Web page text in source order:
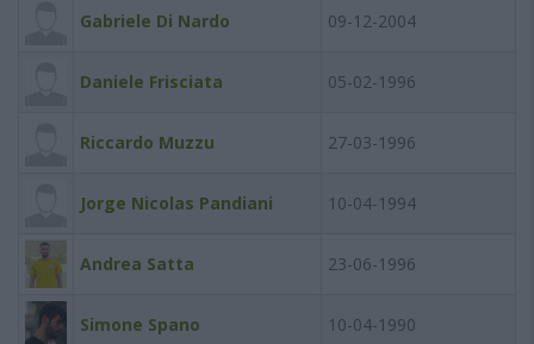
Gabriele Di Nardo 09-12-2004
Daniele Frisciata 05-02-1996
Riccardo Muzzu 27-03-1996
Jorge Nicolas Pandiani 10-04-1994
Andrea Satta 23-06-1996
Simone Spano 10-04-1990